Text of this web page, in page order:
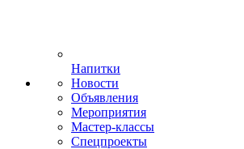
Напитки
Новости
Объявления
Мероприятия
Мастер-классы
Спецпроекты